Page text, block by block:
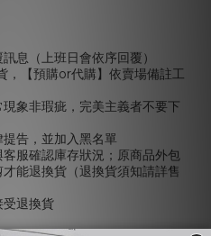
息（上班日會依序回覆）
，【預購or代購】依賣場備註工
象非瑕疵，完美主義者不要下
告，並加入黑名單
服確認庫存狀況；原商品外包
能退換貨（退換貨須知請詳售
受退換貨